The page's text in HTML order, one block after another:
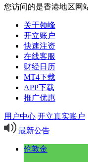
您访问的是香港地区网
关于领峰
开立账户
快速注资
在线客服
财经日历
MT4下载
APP下载
推广优惠
用户中心 开立真实账户
最新公告
伦敦金